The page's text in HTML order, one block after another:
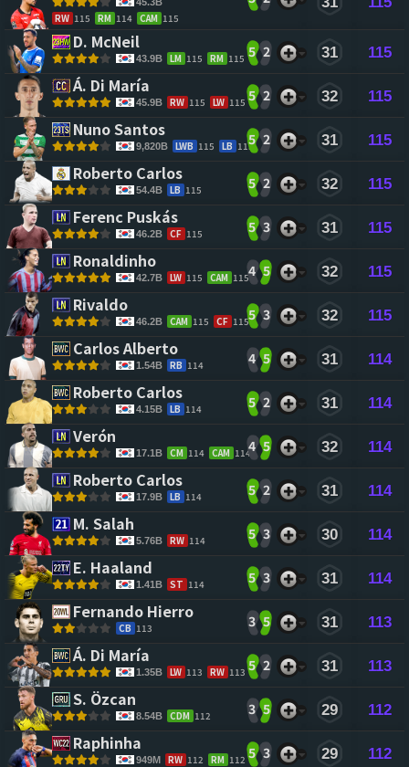
RW 115 RM 114 CAM 115
D. McNeil
43.9B LM 115 RM 115 5 2 31 115
Á. Di María
45.9B RW 115 LW 115 5 2 32 115
Nuno Santos
9,820B LWB 115 LB 1135 2 31 115
Roberto Carlos
54.4B LB 115 5 2 32 115
Ferenc Puskás
46.2B CF 115 5 3 31 115
Ronaldinho
42.7B LW 115 CAM 1154 5 32 115
Rivaldo
46.2B CAM 115 CF 1155 3 32 115
Carlos Alberto
1.54B RB 114 4 5 31 114
Roberto Carlos
4.15B LB 114 5 2 31 114
Verón
17.1B CM 114 CAM 1144 5 32 114
Roberto Carlos
17.9B LB 114 5 2 31 114
M. Salah
5.76B RW 114 5 3 30 114
E. Haaland
1.41B ST 114 5 3 31 114
Fernando Hierro
CB 113 3 5 31 113
Á. Di María
1.35B LW 113 RW 113 5 2 31 113
S. Özcan
8.54B CDM 112 3 5 29 112
Raphinha
949M RW 112 RM 112 5 3 29 112